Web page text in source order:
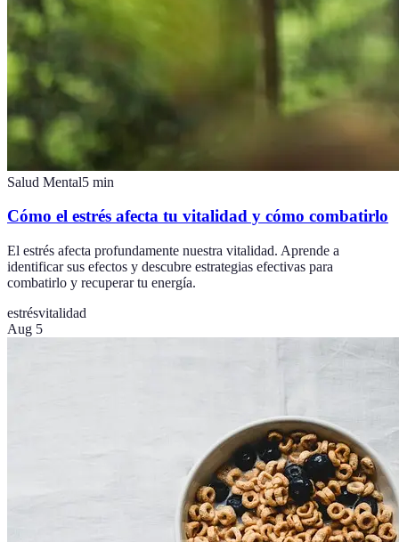
Salud Mental5 min
Cómo el estrés afecta tu vitalidad y cómo combatirlo
El estrés afecta profundamente nuestra vitalidad. Aprende a
identificar sus efectos y descubre estrategias efectivas para
combatirlo y recuperar tu energía.
estrésvitalidad
Aug 5